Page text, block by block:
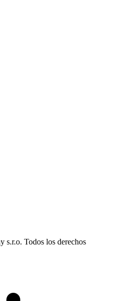
s.r.o. Todos los derechos